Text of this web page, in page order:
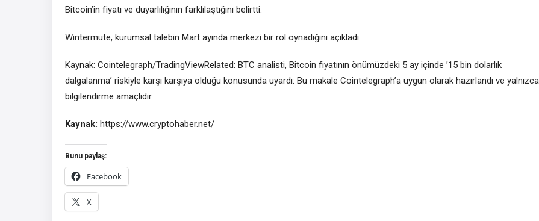
Bitcoin’in fiyatı ve duyarlılığının farklılaştığını belirtti.
Wintermute, kurumsal talebin Mart ayında merkezi bir rol oynadığını açıkladı.
Kaynak: Cointelegraph/TradingViewRelated: BTC analisti, Bitcoin fiyatının önümüzdeki 5 ay içinde ’15 bin dolarlık
dalgalanma’ riskiyle karşı karşıya olduğu konusunda uyardı: Bu makale Cointelegraph’a uygun olarak hazırlandı ve yalnızca
bilgilendirme amaçlıdır.
Kaynak: https://www.cryptohaber.net/
Bunu paylaş:
Facebook
X